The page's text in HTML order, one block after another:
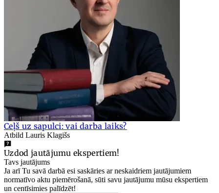
Ceļš uz sapulci: vai darba laiks?
Atbild Lauris Klagišs
Uzdod jautājumu ekspertiem!
Tavs jautājums
Ja arī Tu savā darbā esi saskāries ar neskaidriem jautājumiem
normatīvo aktu piemērošanā, sūti savu jautājumu mūsu ekspertiem
un centīsimies palīdzēt!